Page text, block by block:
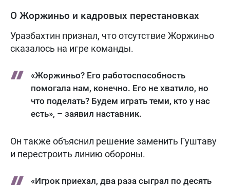
О Жоржиньо и кадровых перестановках
Уразбахтин признал, что отсутствие Жоржиньо
сказалось на игре команды.
«Жоржиньо? Его работоспособность
помогала нам, конечно. Его не хватило, но
что поделать? Будем играть теми, кто у нас
есть», – заявил наставник.
Он также объяснил решение заменить Гуштаву
и перестроить линию обороны.
«Игрок приехал, два раза сыграл по десять